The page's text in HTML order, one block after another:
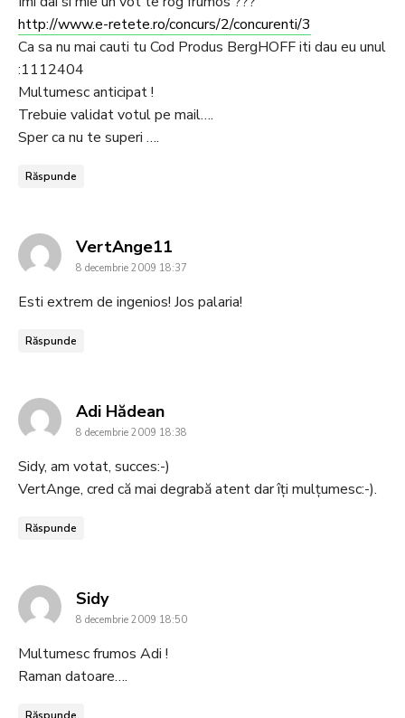
http://www.e-retete.ro/concurs/2/concurenti/3
Ca sa nu mai cauti tu Cod Produs BergHOFF iti dau eu unul
:1112404
Multumesc anticipat !
Trebuie validat votul pe mail….
Sper ca nu te superi ….
Răspunde
VertAnge11
8 decembrie 2009 18:37
Esti extrem de ingenios! Jos palaria!
Răspunde
Adi Hădeansays:
8 decembrie 2009 18:38
Sidy, am votat, succes:-)
VertAnge, cred că mai degrabă atent dar îți mulțumesc:-).
Răspunde
Sidysays:
8 decembrie 2009 18:50
Multumesc frumos Adi !
Raman datoare….
Răspunde